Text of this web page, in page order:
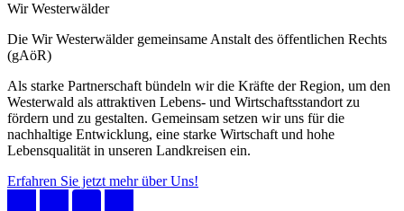
Wir Westerwälder
Die Wir Westerwälder gemeinsame Anstalt des öffentlichen Rechts
(gAöR)
Als starke Partnerschaft bündeln wir die Kräfte der Region, um den
Westerwald als attraktiven Lebens- und Wirtschaftsstandort zu
fördern und zu gestalten. Gemeinsam setzen wir uns für die
nachhaltige Entwicklung, eine starke Wirtschaft und hohe
Lebensqualität in unseren Landkreisen ein.
Erfahren Sie jetzt mehr über Uns!